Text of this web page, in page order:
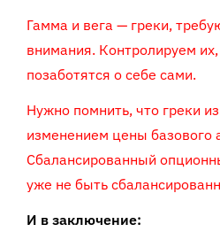
Гамма и вега — греки,
внимания. Контролируем их,
позаботятся о себе сами.
Нужно помнить, что греки
изменением цены базового
Сбалансированный
уже не быть
И в заключение: